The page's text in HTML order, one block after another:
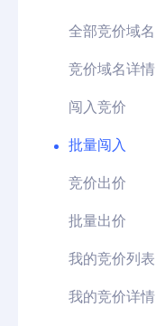
全部竞价域名
竞价域名详情
闯入竞价
批量闯入
竞价出价
批量出价
我的竞价列表
我的竞价详情